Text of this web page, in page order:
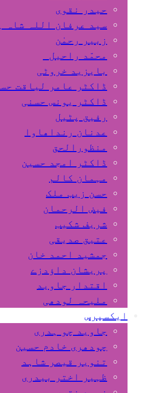
حیدر نقوی
سید عرفان اللہ شاہ
زبیر رحمٰن
محمّد راحیل
بایزید خروٹی
ڈاکٹر عامر لیاقت
ڈاکٹر یونس حسنی
رفیق پٹیل
عدنان رنداھاوا
منظورالحق
ڈاکٹر امجد حسین
مہمان کالم
حسن زیب ملک
فیض الرحمان
شریف شکیب
عتیق صدیقی
جمشید احمد خان
پریشان داﺅدزے
اقتدار جاوید
ملیحہ لودھی
ایکسپرس
جاوید چو ہدری
چودھری خادم حسین
تنویر قیصر شاہد
ظہیر اختر بیدری